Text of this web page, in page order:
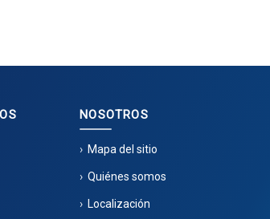
NOSOTROS
Mapa del sitio
Quiénes somos
Localización